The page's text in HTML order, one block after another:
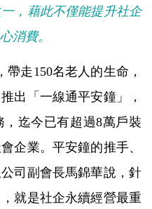
，藉此不僅能提升社企
消費。
帶走150名老人的生命，
出「一線通平安鐘」，
迄今已有超過8萬戶裝
企業。平安鐘的推手、
司副會長馬錦華說，針
就是社企永續經營最重